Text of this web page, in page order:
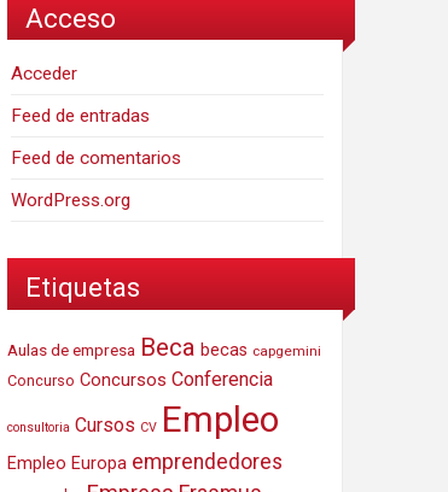
Acceso
Acceder
Feed de entradas
Feed de comentarios
WordPress.org
Etiquetas
Aulas de empresa Beca becas capgemini
Concurso Concursos Conferencia
consultoria Cursos CV Empleo
Empleo Europa emprendedores